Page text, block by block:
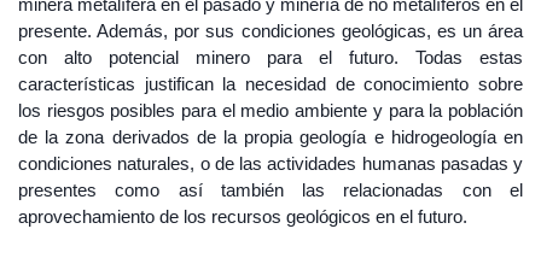
minera metalífera en el pasado y minería de no metalíferos en el
presente. Además, por sus condiciones geológicas, es un área
con alto potencial minero para el futuro. Todas estas
características justifican la necesidad de conocimiento sobre
los riesgos posibles para el medio ambiente y para la población
de la zona derivados de la propia geología e hidrogeología en
condiciones naturales, o de las actividades humanas pasadas y
presentes como así también las relacionadas con el
aprovechamiento de los recursos geológicos en el futuro.